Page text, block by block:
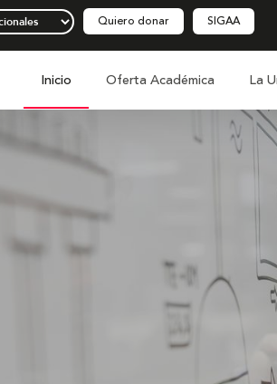
Quiero donar SIGAA
Inicio Oferta Académica La